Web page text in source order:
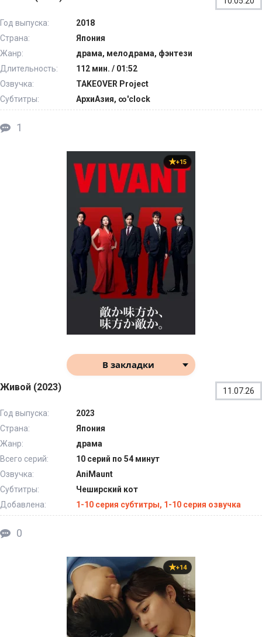
Год выпуска:
2018
Страна:
Япония
Жанр:
драма, мелодрама, фэнтези
Длительность:
112 мин. / 01:52
Озвучка:
TAKEOVER Project
Субтитры:
АрхиАзия, ∞'clock
1
+15
В закладки
Живой (2023) 11.07.26
Год выпуска:
2023
Страна:
Япония
Жанр:
драма
Всего серий:
10 серий по 54 минут
Озвучка:
AniMaunt
Субтитры:
Чеширский кот
Добавлена:
1-10 серия субтитры, 1-10 серия озвучка
0
+14